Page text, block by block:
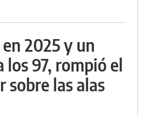
2025 y un
los 97, rompió el
sobre las alas